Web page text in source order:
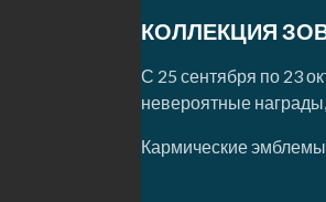
КОЛЛЕКЦИЯ
С 25 сентября по 23
невероятные
Кармические эмблемы